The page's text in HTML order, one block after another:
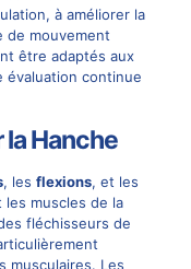
à améliorer la
de mouvement
être adaptés aux
évaluation continue
la Hanche
, les flexions, et les
muscles de la
fléchisseurs de
musculaires. Les